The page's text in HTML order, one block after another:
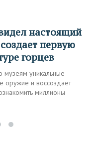
первую
горцев
музеям уникальные
оружие и воссоздает
миллионы